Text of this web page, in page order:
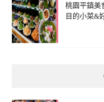
桃園平鎮美
目的小菜&